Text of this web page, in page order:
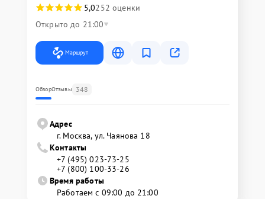
5,0252 оценки
Открыто до 21:00
Маршрут
ОбзорОтзывы 348
Адрес
г. Москва, ул. Чаянова 18
Контакты
+7 (495) 023-73-25
+7 (800) 100-33-26
Время работы
Работаем с 09:00 до 21:00